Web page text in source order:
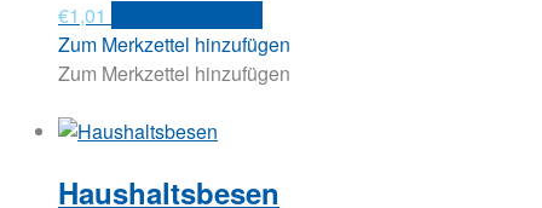
€1,01
Zum Merkzettel hinzufügen
Zum Merkzettel hinzufügen
Haushaltsbesen